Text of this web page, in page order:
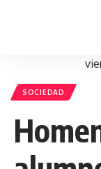
SOCIEDAD